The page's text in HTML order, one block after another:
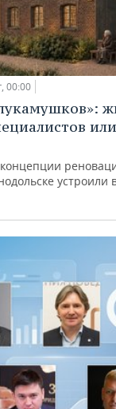
00:00
устроили